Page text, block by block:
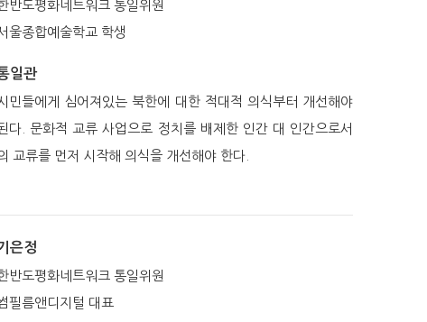
반도평화네트워크 통일위원
울종합예술학교 학생
일관
민들에게 심어져있는 북한에 대한 적대적 의식부터 개선해야
다. 문화적 교류 사업으로 정치를 배제한 인간 대 인간으로서
교류를 먼저 시작해 의식을 개선해야 한다.
은정
반도평화네트워크 통일위원
필름앤디지털 대표